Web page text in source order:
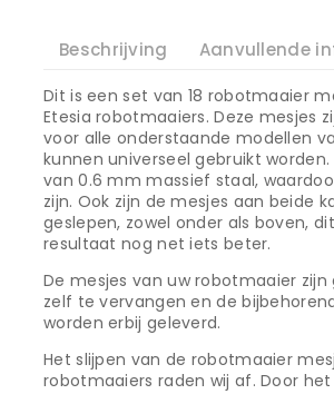
Beschrijving Aanvullende
Dit is een set van 18 robotmaaier
Etesia robotmaaiers. Deze mesjes
voor alle onderstaande modellen
kunnen universeel gebruikt worden.
van 0.6 mm massief staal,
zijn. Ook zijn de mesjes aan beide
geslepen, zowel onder als boven,
resultaat nog net iets beter.
De mesjes van uw robotmaaier zijn
zelf te vervangen en de
worden erbij geleverd.
Het slijpen van de robotmaaier
robotmaaiers raden wij af. Door